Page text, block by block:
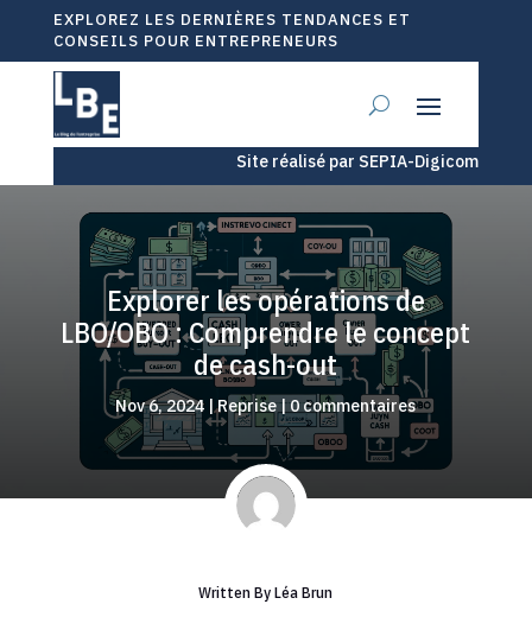
EXPLOREZ LES DERNIÈRES TENDANCES ET
CONSEILS POUR ENTREPRENEURS
Site réalisé par SEPIA-Digicom
Explorer les opérations de
LBO/OBO : Comprendre le concept
de cash-out
Nov 6, 2024 |Reprise|0 commentaires
Written ByLéa Brun